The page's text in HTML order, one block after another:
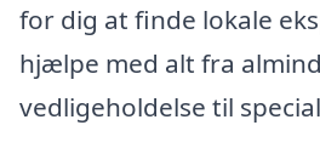
for dig at finde lokale
hjælpe med alt fra
vedligeholdelse til